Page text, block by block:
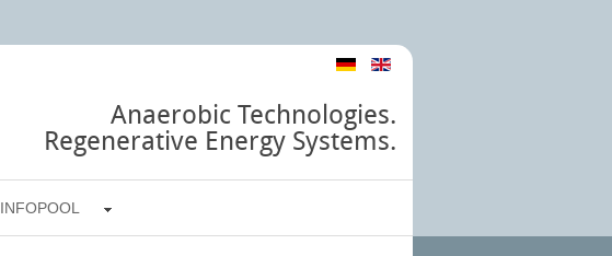
Anaerobic Technologies.
Regenerative Energy Systems.
INFOPOOL